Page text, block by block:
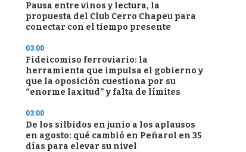
Pausa entre vinos y lectura, la
propuesta del Club Cerro Chapeu para
conectar con el tiempo presente
03:00
Fideicomiso ferroviario: la
herramienta que impulsa el gobierno y
que la oposición cuestiona por su
“enorme laxitud” y falta de límites
03:00
De los silbidos en junio a los aplausos
en agosto: qué cambió en Peñarol en 35
días para elevar su nivel